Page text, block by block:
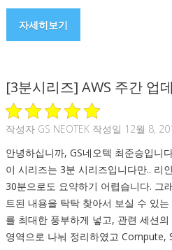
자세히보기
[3분시리즈] AWS 주간 업
작성자 GS NEOTEK 작성일 12월 8,
안녕하십니까, GS네오텍 최준승입니
이 시리즈는 3분 시리즈입니다만.. 리
30분으로도 요약하기 어렵습니다. 그
트된 내용을 탁탁 찾아서 보실 수 있
를 최대한 풍부하게 넣고, 관련 세션
영역으로 나눠 정리하였고 Compute,